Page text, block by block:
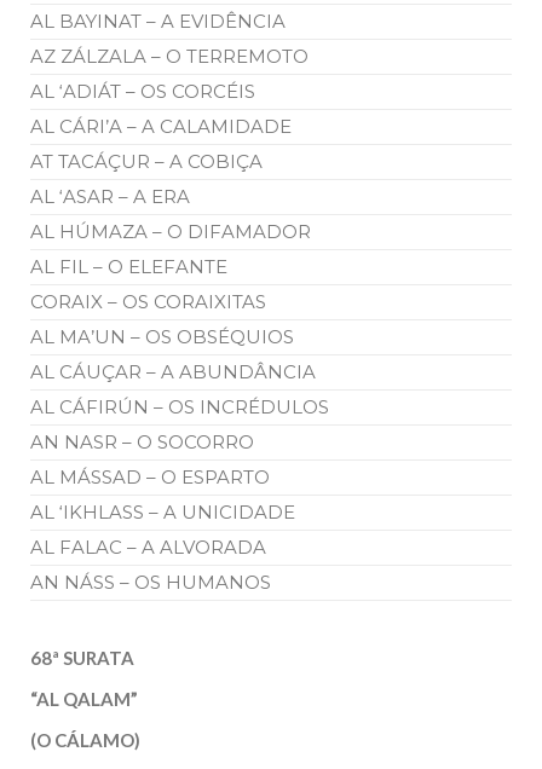
AL BAYINAT – A EVIDÊNCIA
AZ ZÁLZALA – O TERREMOTO
AL ‘ADIÁT – OS CORCÉIS
AL CÁRI’A – A CALAMIDADE
AT TACÁÇUR – A COBIÇA
AL ‘ASAR – A ERA
AL HÚMAZA – O DIFAMADOR
AL FIL – O ELEFANTE
CORAIX – OS CORAIXITAS
AL MA’UN – OS OBSÉQUIOS
AL CÁUÇAR – A ABUNDÂNCIA
AL CÁFIRÚN – OS INCRÉDULOS
AN NASR – O SOCORRO
AL MÁSSAD – O ESPARTO
AL ‘IKHLASS – A UNICIDADE
AL FALAC – A ALVORADA
AN NÁSS – OS HUMANOS
68ª SURATA
“AL QALAM”
(O CÁLAMO)